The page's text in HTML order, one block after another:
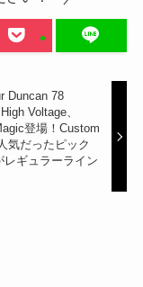
Duncan 78
Voltage、
登場！Custom
気だったピック
レギュラーライン